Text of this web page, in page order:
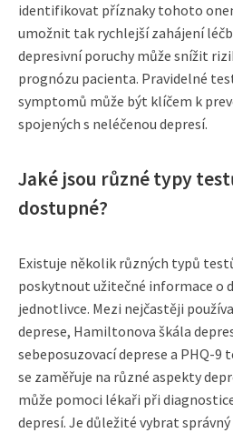
identifikovat příznaky tohoto
umožnit tak rychlejší zahájení
depresivní poruchy může snížit
prognózu pacienta. Pravidelné
symptomů může být klíčem k
spojených s neléčenou depresí.
Jaké jsou různé typy
dostupné?
Existuje několik různých typů
poskytnout užitečné informace o
jednotlivce. Mezi nejčastěji
deprese, Hamiltonova škála
sebeposuzovací deprese a PHQ-
se zaměřuje na různé aspekty
může pomoci lékaři při
depresí. Je důležité vybrat